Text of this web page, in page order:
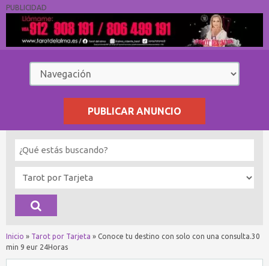
PUBLICIDAD
PUBLICAR ANUNCIO
Inicio » Tarot por Tarjeta » Conoce tu destino con solo con una consulta.30
min 9 eur 24Horas